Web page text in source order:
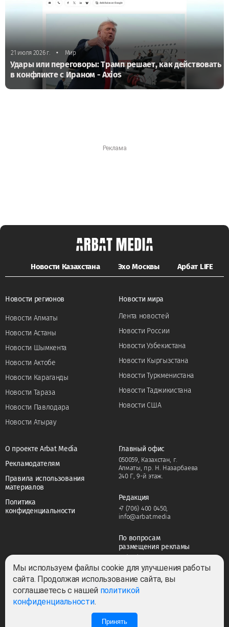
21 июля 2026 г. • Мир
Удары или переговоры: Трамп решает, как действовать
в конфликте с Ираном - Axios
Новости Казахстана Эхо Москвы Арбат LIFE
Новости регионов
Новости Алматы
Новости Астаны
Новости Шымкента
Новости Актобе
Новости Караганды
Новости Тараза
Новости Павлодара
Новости Атырау
Новости мира
Лента новостей
Новости России
Новости Узбекистана
Новости Кыргызстана
Новости Туркменистана
Новости Таджикистана
Новости США
О проекте Arbat Media
Рекламодателям
Правила использования
материалов
Политика
конфиденциальности
Главный офис
050059, Казахстан, г.
Алматы, пр. Н. Назарбаева
240 Г, 9-й этаж.
Редакция
+7 (706) 400 0450,
info@arbat.media
По вопросам
размещения рекламы
adv@arbat.media
Мы используем файлы cookie для улучшения работы
сайта. Продолжая использование сайта, вы
соглашаетесь с нашей политикой
конфиденциальности.
Принять